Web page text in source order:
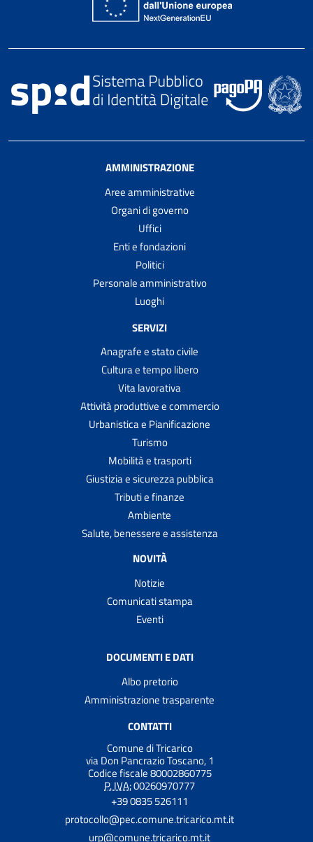
AMMINISTRAZIONE
Aree amministrative
Organi di governo
Uffici
Enti e fondazioni
Politici
Personale amministrativo
Luoghi
SERVIZI
Anagrafe e stato civile
Cultura e tempo libero
Vita lavorativa
Attività produttive e commercio
Urbanistica e Pianificazione
Turismo
Mobilità e trasporti
Giustizia e sicurezza pubblica
Tributi e finanze
Ambiente
Salute, benessere e assistenza
NOVITÀ
Notizie
Comunicati stampa
Eventi
DOCUMENTI E DATI
Albo pretorio
Amministrazione trasparente
CONTATTI
Comune di Tricarico
via Don Pancrazio Toscano, 1
Codice fiscale 80002860775
P. IVA:00260970777
+39 0835 526111
protocollo@pec.comune.tricarico.mt.it
urp@comune.tricarico.mt.it